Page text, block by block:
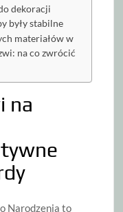
dekoracji
były stabilne
materiałów w
na co zwrócić
na
Narodzenia to